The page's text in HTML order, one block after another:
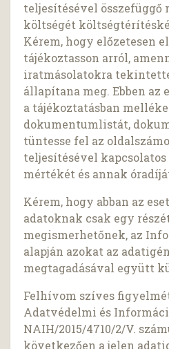
teljesítésével
költségét
Kérem, hogy előzetesen
tájékoztasson arról,
iratmásolatokra
állapítana meg. Ebben az
a tájékoztatásban
dokumentumlistát,
tüntesse fel az
teljesítésével
mértékét és annak
Kérem, hogy abban az
adatoknak csak egy
megismerhetőnek, az
alapján azokat az
megtagadásával együtt
Felhívom szíves
Adatvédelmi és
NAIH/2015/4710/2/V.
következően a jelen